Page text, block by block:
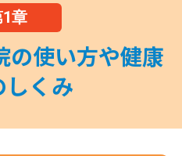
章
の使い方や健康
しくみ